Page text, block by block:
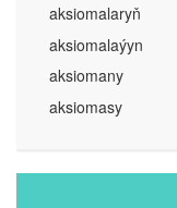
aksiomalaryň
aksiomalaýyn
aksiomany
aksiomasy